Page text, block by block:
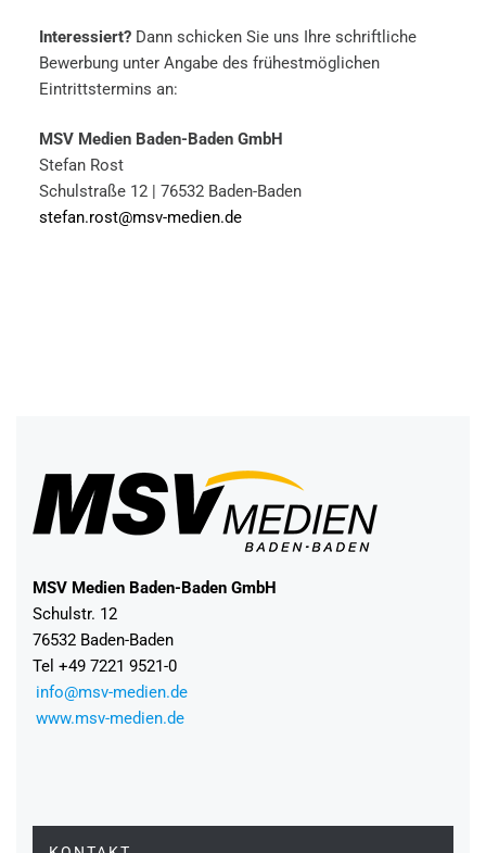
Interessiert?Dann schicken Sie uns Ihre schriftliche
Bewerbung unter Angabe des frühestmöglichen
Eintrittstermins an:
MSV Medien Baden-Baden GmbH
Stefan Rost
Schulstraße 12 | 76532 Baden-Baden
stefan.rost@msv-medien.de
MSV Medien Baden-Baden GmbH
Schulstr. 12
76532 Baden-Baden
Tel +49 7221 9521-0
info@msv-medien.de
www.msv-medien.de